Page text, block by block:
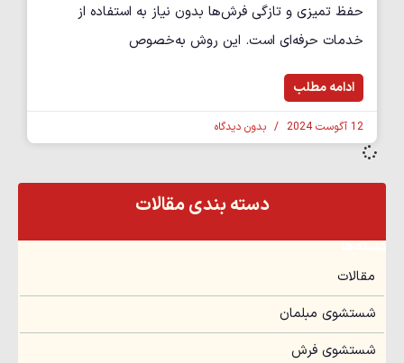
حفظ تمیزی و تازگی فرش‌ها بدون نیاز به استفاده از
خدمات حرفه‌ای است. این روش به‌خصوص
ادامه مطلب
12 آگوست 2024 بدون دیدگاه
دسته بندی مقالات
دسته‌ها
مقالات
شستشوی مبلمان
شستشوی فرش